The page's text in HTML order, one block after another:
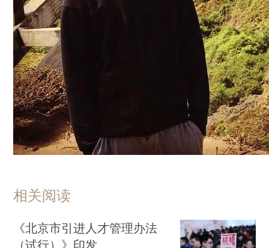
相关阅读
《北京市引进人才管理办法
（试行）》印发